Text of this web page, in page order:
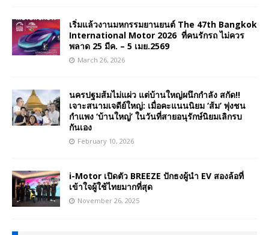
เริ่มแล้วงานมหกรรมยานยนต์ The 47th Bangkok
International Motor 2026 ที่คนรักรถ ไม่ควร
พลาด 25 มีค. – 5 เมย.2569
March 26, 2026
นครปฐมส้มไม่แผ่ว แต่บ้านใหญ่ผนึกกำลัง สกัด!!
เจาะสนามเจดีย์ใหญ่: เมื่อคะแนนนิยม ‘ส้ม’ พุ่งชน
กำแพง ‘บ้านใหญ่’ ในวันที่สายอนุรักษ์นิยมเลิกรบ
กันเอง
February 10, 2026
i-Motor เปิดตัว BREEZE ปักธงผู้นำ EV สองล้อที่
เข้าใจผู้ใช้ไทยมากที่สุด
November 26, 2025